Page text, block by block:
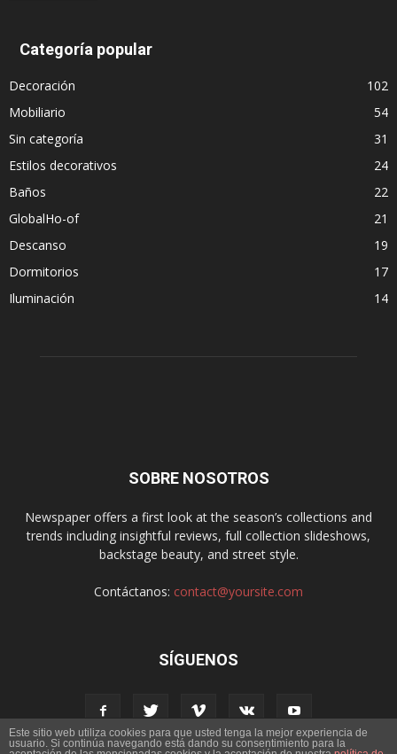
Categoría popular
Decoración
102
Mobiliario
54
Sin categoría
31
Estilos decorativos
24
Baños
22
GlobalHo-of
21
Descanso
19
Dormitorios
17
Iluminación
14
SOBRE NOSOTROS
Newspaper offers a first look at the season’s collections and
trends including insightful reviews, full collection slideshows,
backstage beauty, and street style.
Contáctanos: contact@yoursite.com
SÍGUENOS
Este sitio web utiliza cookies para que usted tenga la mejor experiencia de
usuario. Si continúa navegando está dando su consentimiento para la